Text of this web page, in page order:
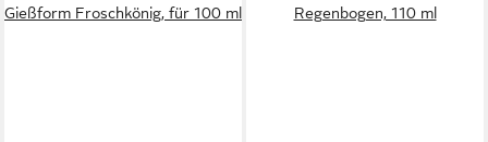
Gießform Froschkönig, für 100 ml
Regenbogen, 110 ml